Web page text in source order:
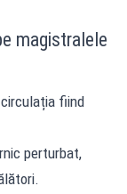
magistralele
fiind
perturbat,